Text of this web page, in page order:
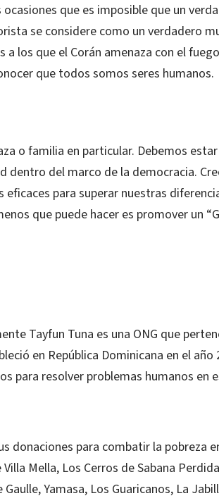
que es imposible que un
se considere como un verdadero
los que el Corán amenaza con el
que todos somos seres humanos.
o familia en particular. Debemos
dentro del marco de la democracia.
para superar nuestras
que puede hacer es promover un
Tayfun Tuna es una ONG que
en República Dominicana en el año
para resolver problemas humanos en
donaciones para combatir la pobreza
Mella, Los Cerros de Sabana
Yamasa, Los Guaricanos, La